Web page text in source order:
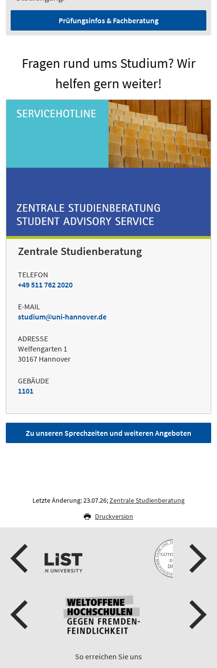
Prüfungsinfos & Fachberatung
Fragen rund ums Studium? Wir
helfen gern weiter!
Zentrale Studienberatung
TELEFON
+49 511 762 2020
E-MAIL
studium
uni-hannover.de
ADRESSE
Welfengarten 1
30167 Hannover
GEBÄUDE
1101
Zu unseren Sprechzeiten und weiteren Angeboten
Letzte Änderung: 23.07.26;Zentrale Studienberatung
Druckversion
So erreichen Sie uns